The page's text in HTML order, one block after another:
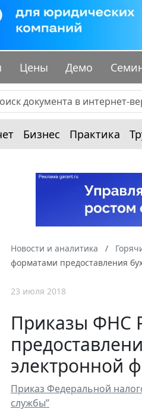
Цены Демо
Бизнес Практика
Новости и аналитика
форматами предоставления
23 июля 2018
Приказы ФНС
электронной
Приказ Федеральной
службы”